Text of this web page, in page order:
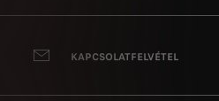
KAPCSOLATFELVÉTEL